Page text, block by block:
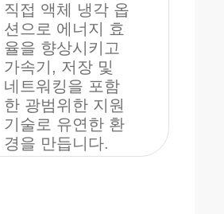
직접 액체 냉각 옵
션으로 에너지 효
율을 향상시키고
가속기, 저장 및
네트워킹을 포함
한 광범위한 지원
기술로 유연한 환
경을 만듭니다.